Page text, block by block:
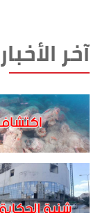
آخر الأخبار